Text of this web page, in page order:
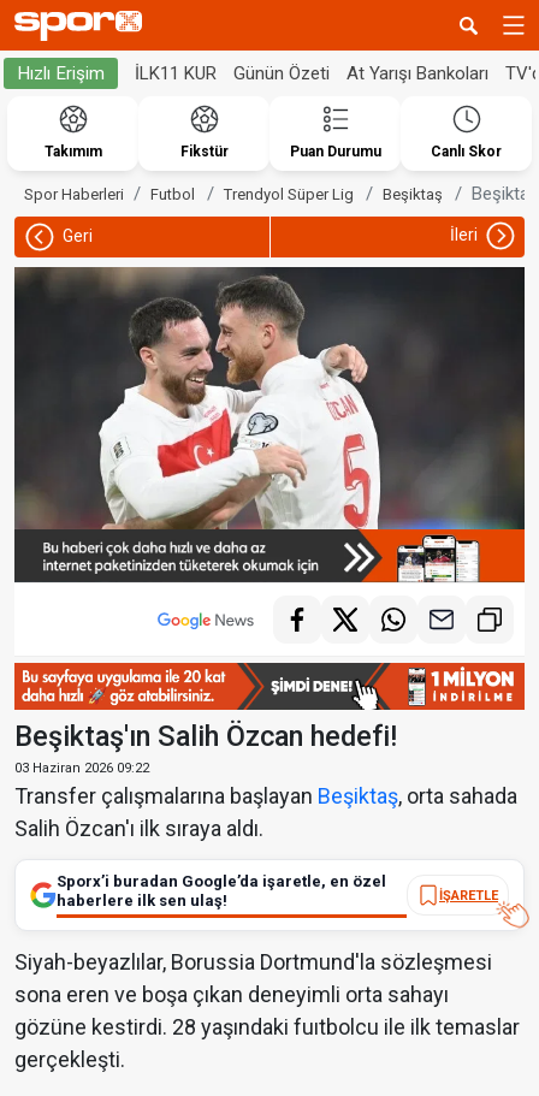
Hızlı Erişim İLK11 KUR Günün Özeti At Yarışı Bankoları
Takımım Fikstür Puan Durumu Canlı Skor
Spor Haberleri Futbol Trendyol Süper Lig Beşiktaş
Geri İleri
Beşiktaş'ın Salih Özcan hedefi!
03 Haziran 2026 09:22
Transfer çalışmalarına başlayan Beşiktaş, orta sahada
Salih Özcan'ı ilk sıraya aldı.
Sporx’i buradan Google’da işaretle, en özel
haberlere ilk sen ulaş!
İŞARETLE
Siyah-beyazlılar, Borussia Dortmund'la sözleşmesi
sona eren ve boşa çıkan deneyimli orta sahayı
gözüne kestirdi. 28 yaşındaki fuıtbolcu ile ilk temaslar
gerçekleşti.